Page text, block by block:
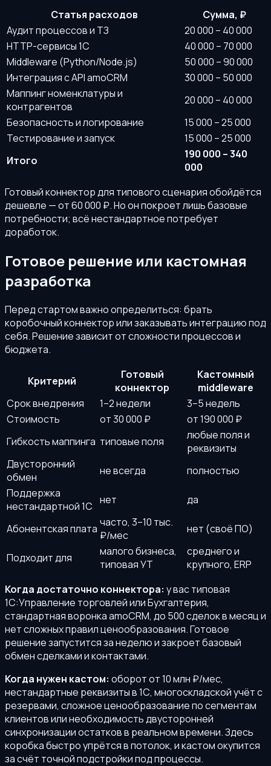
Статья расходов
Сумма, ₽
Аудит процессов и ТЗ
20 000 – 40 000
HTTP-сервисы 1С
40 000 – 70 000
Middleware (Python/Node.js)
50 000 – 90 000
Интеграция с API amoCRM
30 000 – 50 000
Маппинг номенклатуры и
контрагентов
20 000 – 40 000
Безопасность и логирование
15 000 – 25 000
Тестирование и запуск
15 000 – 25 000
Итого
190 000 – 340
000
Готовый коннектор для типового сценария обойдётся
дешевле — от 60 000 ₽. Но он покроет лишь базовые
потребности; всё нестандартное потребует
доработок.
Готовое решение или кастомная
разработка
Перед стартом важно определиться: брать
коробочный коннектор или заказывать интеграцию под
себя. Решение зависит от сложности процессов и
бюджета.
Критерий
Готовый
коннектор
Кастомный
middleware
Срок внедрения
1–2 недели
3–5 недель
Стоимость
от 30 000 ₽
от 190 000 ₽
Гибкость маппинга типовые поля
любые поля и
реквизиты
Двусторонний
обмен
не всегда
полностью
Поддержка
нестандартной 1С нет да
Абонентская плата часто, 3–10 тыс.
₽/мес
нет (своё ПО)
Подходит для
малого бизнеса,
типовая УТ
среднего и
крупного, ERP
Когда достаточно коннектора: у вас типовая
1С:Управление торговлей или Бухгалтерия,
стандартная воронка amoCRM, до 500 сделок в месяц и
нет сложных правил ценообразования. Готовое
решение запустится за неделю и закроет базовый
обмен сделками и контактами.
Когда нужен кастом: оборот от 10 млн ₽/мес,
нестандартные реквизиты в 1С, многоскладской учёт с
резервами, сложное ценообразование по сегментам
клиентов или необходимость двусторонней
синхронизации остатков в реальном времени. Здесь
коробка быстро упрётся в потолок, и кастом окупится
за счёт точной подстройки под процессы.